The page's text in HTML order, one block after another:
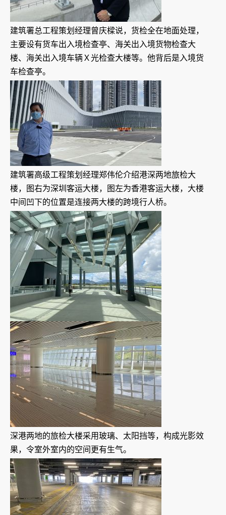
建筑署总工程策划经理曾庆樑说，货检全在地面处理，
主要设有货车出入境检查亭、海关出入境货物检查大
楼、海关出入境车辆Ｘ光检查大楼等。他背后是入境货
车检查亭。
建筑署高级工程策划经理郑伟伦介绍港深两地旅检大
楼，图右为深圳客运大楼，图左为香港客运大楼，大楼
中间凹下的位置是连接两大楼的跨境行人桥。
深港两地的旅检大楼采用玻璃、太阳挡等，构成光影效
果，令室外室内的空间更有生气。